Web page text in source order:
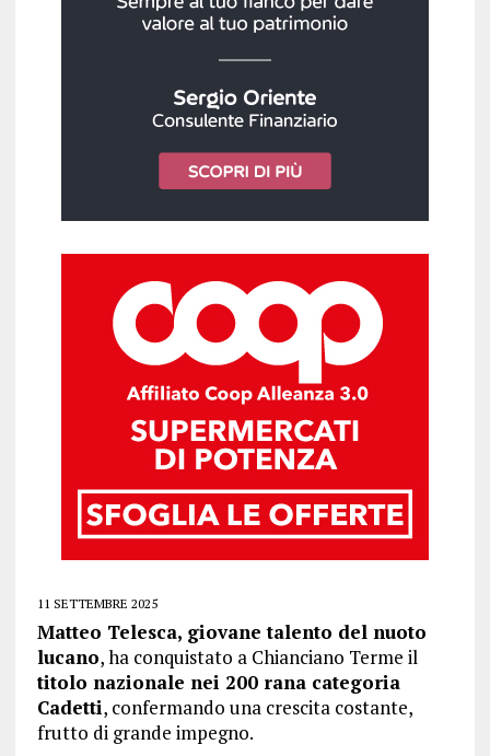
11 SETTEMBRE 2025
Matteo Telesca, giovane talento del nuoto
lucano, ha conquistato a Chianciano Terme il
titolo nazionale nei 200 rana categoria
Cadetti, confermando una crescita costante,
frutto di grande impegno.